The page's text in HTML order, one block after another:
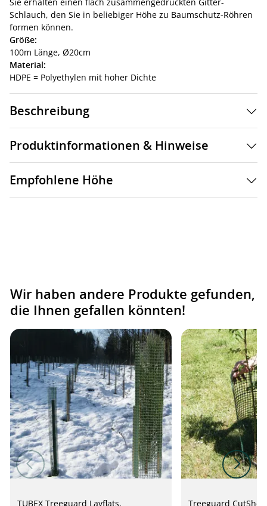
Schlauch, den Sie in beliebiger Höhe zu Baumschutz-Röhren
formen können.
Größe:
100m Länge, Ø20cm
Material:
HDPE = Polyethylen mit hoher Dichte
Beschreibung
Produktinformationen & Hinweise
Empfohlene Höhe
Wir haben andere Produkte gefunden,
die Ihnen gefallen könnten!
TUBEX Treeguard Layflats, Treeguard